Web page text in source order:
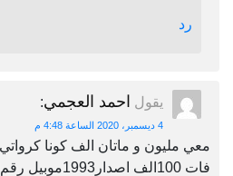
رد
يقول احمد العجمي:
4 ديسمبر، 2020 الساعة 4:48 م
معي مليون و ماتان الف كونا
فات 100الف اصدار1993موبيل رقم01226312609